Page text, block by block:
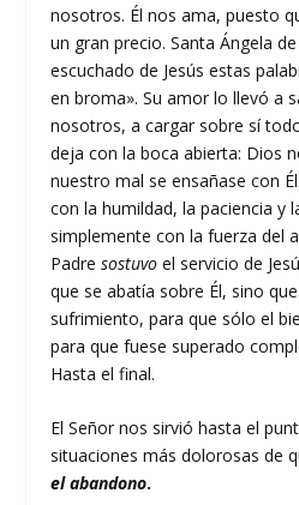
nosotros. Él nos ama, puesto
un gran precio. Santa Ángela
escuchado de Jesús estas
en broma». Su amor lo llevó a
nosotros, a cargar sobre sí
deja con la boca abierta: Dios
nuestro mal se ensañase con
con la humildad, la paciencia y
simplemente con la fuerza del
Padresostuvoel servicio de
que se abatía sobre Él, sino
sufrimiento, para que sólo el
para que fuese superado
Hasta el final.
El Señor nos sirvió hasta el
situaciones más dolorosas de
el abandono.